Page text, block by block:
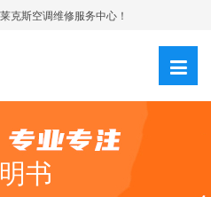
克斯空调维修服务中心！
书